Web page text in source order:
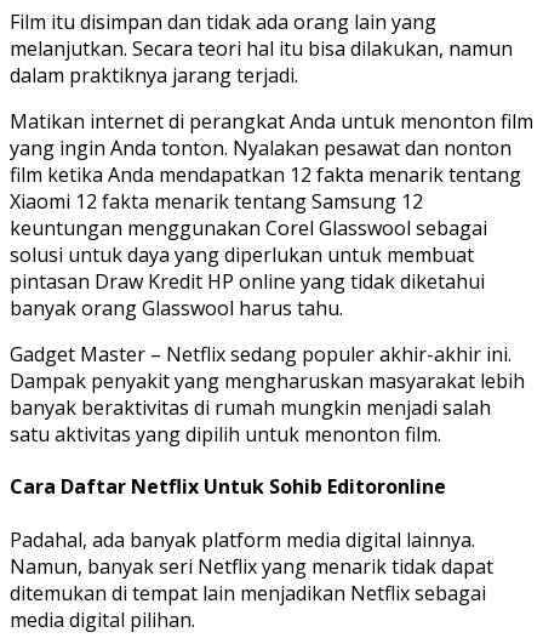
Film itu disimpan dan tidak ada orang lain yang
melanjutkan. Secara teori hal itu bisa dilakukan, namun
dalam praktiknya jarang terjadi.
Matikan internet di perangkat Anda untuk menonton film
yang ingin Anda tonton. Nyalakan pesawat dan nonton
film ketika Anda mendapatkan 12 fakta menarik tentang
Xiaomi 12 fakta menarik tentang Samsung 12
keuntungan menggunakan Corel Glasswool sebagai
solusi untuk daya yang diperlukan untuk membuat
pintasan Draw Kredit HP online yang tidak diketahui
banyak orang Glasswool harus tahu.
Gadget Master – Netflix sedang populer akhir-akhir ini.
Dampak penyakit yang mengharuskan masyarakat lebih
banyak beraktivitas di rumah mungkin menjadi salah
satu aktivitas yang dipilih untuk menonton film.
Cara Daftar Netflix Untuk Sohib Editoronline
Padahal, ada banyak platform media digital lainnya.
Namun, banyak seri Netflix yang menarik tidak dapat
ditemukan di tempat lain menjadikan Netflix sebagai
media digital pilihan.